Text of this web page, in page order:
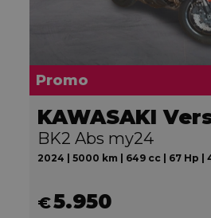
Promo
KAWASAKI
BK2 Abs my24
2024 | 5000 km | 649 cc | 67 Hp |
€5.950